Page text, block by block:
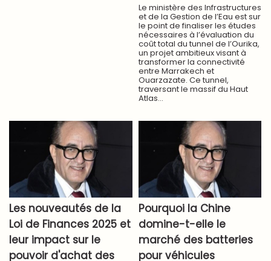
Le ministère des Infrastructures
et de la Gestion de l’Eau est sur
le point de finaliser les études
nécessaires à l’évaluation du
coût total du tunnel de l’Ourika,
un projet ambitieux visant à
transformer la connectivité
entre Marrakech et
Ouarzazate. Ce tunnel,
traversant le massif du Haut
Atlas...
Les nouveautés de la
Loi de Finances 2025 et
leur impact sur le
pouvoir d'achat des
Pourquoi la Chine
domine-t-elle le
marché des batteries
pour véhicules